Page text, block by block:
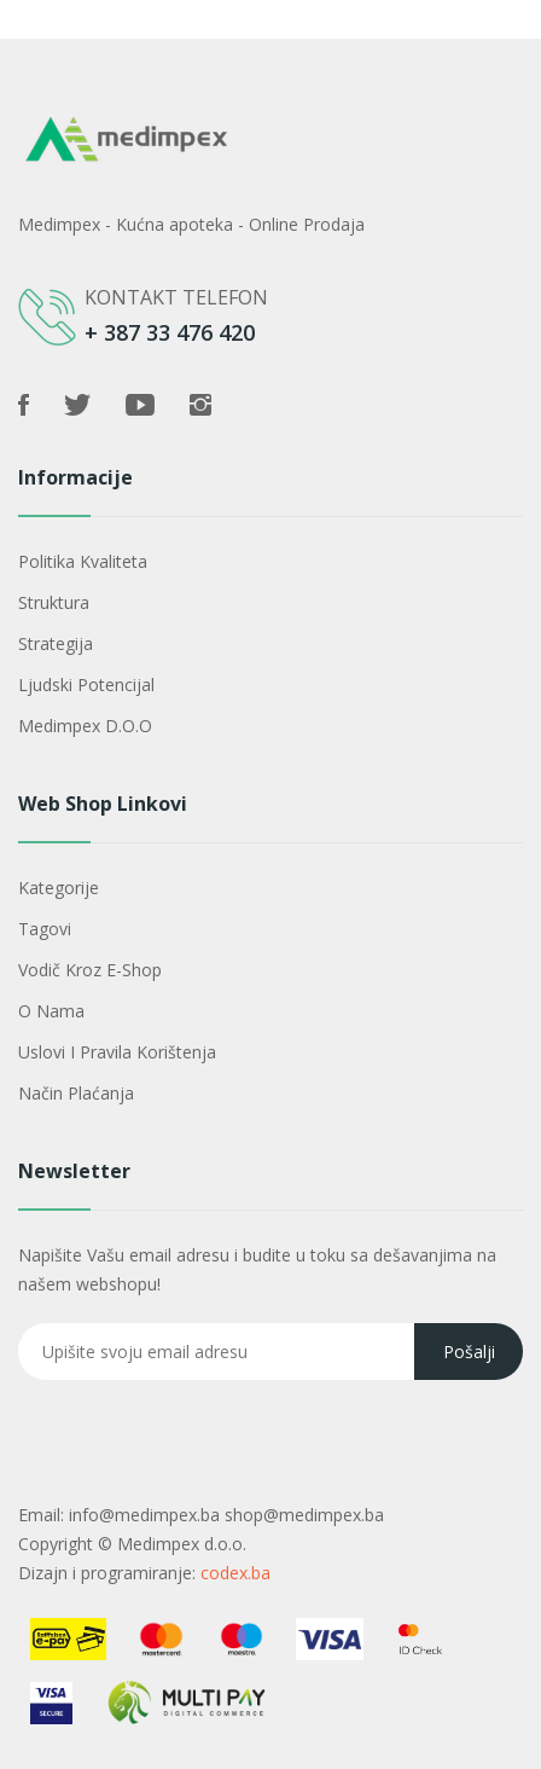
Medimpex - Kućna apoteka - Online Prodaja
KONTAKT TELEFON
+ 387 33 476 420
Informacije
Politika Kvaliteta
Struktura
Strategija
Ljudski Potencijal
Medimpex D.o.o
Web Shop Linkovi
Kategorije
Tagovi
Vodič Kroz E-Shop
O Nama
Uslovi I Pravila Korištenja
Način Plaćanja
Newsletter
Napišite Vašu email adresu i budite u toku sa dešavanjima na
našem webshopu!
Email: info@medimpex.ba shop@medimpex.ba
Copyright © Medimpex d.o.o.
Dizajn i programiranje: codex.ba